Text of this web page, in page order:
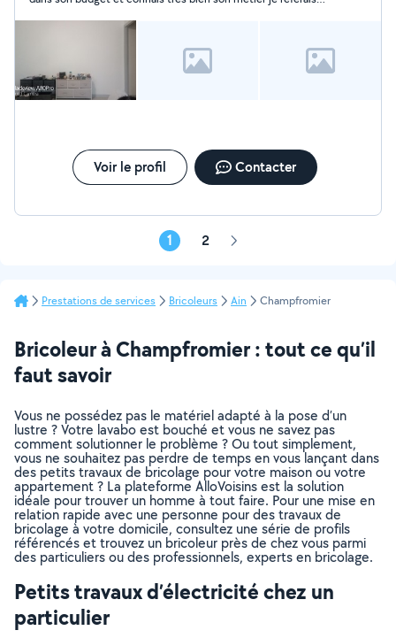
Voir le profil Contacter
1 2 Page
Prestations de services Bricoleurs Ain Champfromier
Bricoleur à Champfromier : tout ce qu’il
faut savoir
Vous ne possédez pas le matériel adapté à la pose d’un
lustre ? Votre lavabo est bouché et vous ne savez pas
comment solutionner le problème ? Ou tout simplement,
vous ne souhaitez pas perdre de temps en vous lançant dans
des petits travaux de bricolage pour votre maison ou votre
appartement ? La plateforme AlloVoisins est la solution
idéale pour trouver un homme à tout faire. Pour une mise en
relation rapide avec une personne pour des travaux de
bricolage à votre domicile, consultez une série de profils
référencés et trouvez un bricoleur près de chez vous parmi
des particuliers ou des professionnels, experts en bricolage.
Petits travaux d’électricité chez un
particulier